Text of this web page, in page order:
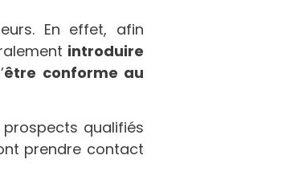
En effet, afin
introduire
être conforme au
qualifiés
prendre contact